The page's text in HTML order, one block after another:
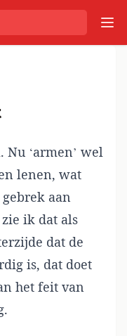
‘armen’ wel
lenen, wat
aan
ik dat als
dat de
is, dat doet
het feit van